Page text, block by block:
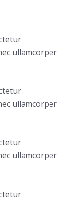
ullamcorper
ullamcorper
ullamcorper